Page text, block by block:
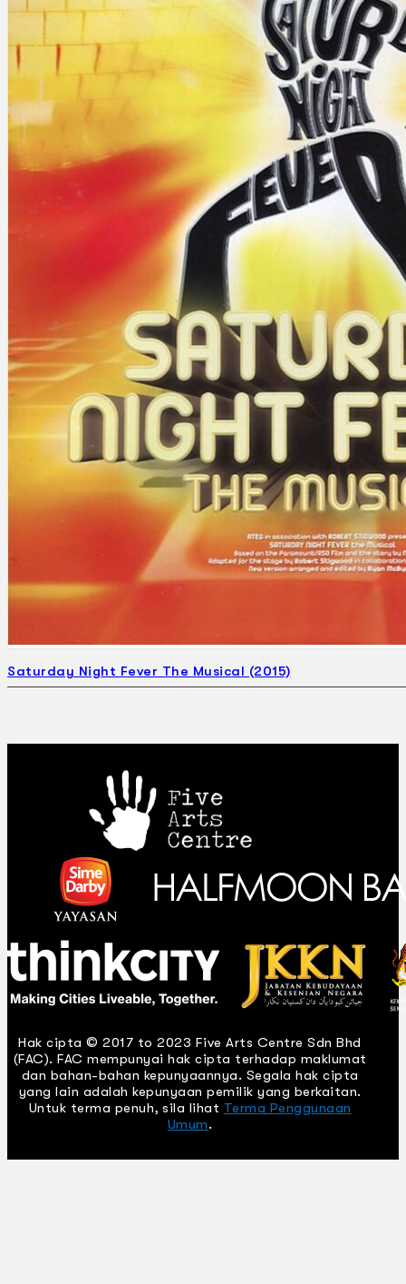
Gelintar
Saturday Night Fever The Musical (2015)
Hak cipta © 2017 to 2023 Five Arts Centre Sdn Bhd
(FAC). FAC mempunyai hak cipta terhadap maklumat
dan bahan-bahan kepunyaannya. Segala hak cipta
yang lain adalah kepunyaan pemilik yang berkaitan.
Untuk terma penuh, sila lihat Terma Penggunaan
Umum.